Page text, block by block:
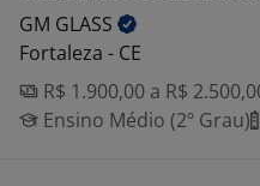
GM GLASS
Fortaleza - CE
R$ 1.900,00 a R$
Ensino Médio (2º Grau)